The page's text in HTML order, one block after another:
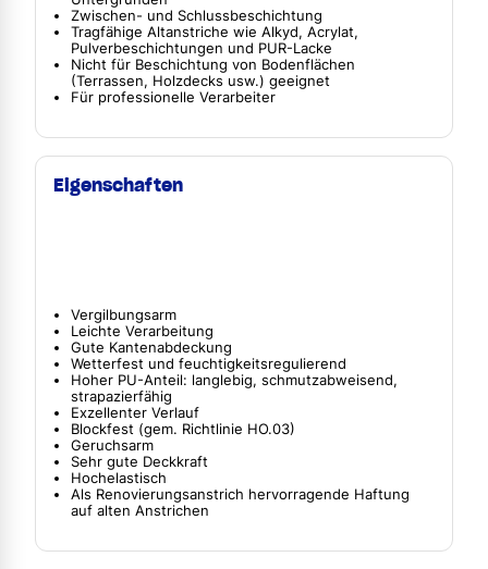
Zwischen- und Schlussbeschichtung
Tragfähige Altanstriche wie Alkyd, Acrylat,
Pulverbeschichtungen und PUR-Lacke
Nicht für Beschichtung von Bodenflächen
(Terrassen, Holzdecks usw.) geeignet
Für professionelle Verarbeiter
Eigenschaften
Vergilbungsarm
Leichte Verarbeitung
Gute Kantenabdeckung
Wetterfest und feuchtigkeitsregulierend
Hoher PU-Anteil: langlebig, schmutzabweisend,
strapazierfähig
Exzellenter Verlauf
Blockfest (gem. Richtlinie HO.03)
Geruchsarm
Sehr gute Deckkraft
Hochelastisch
Als Renovierungsanstrich hervorragende Haftung
auf alten Anstrichen